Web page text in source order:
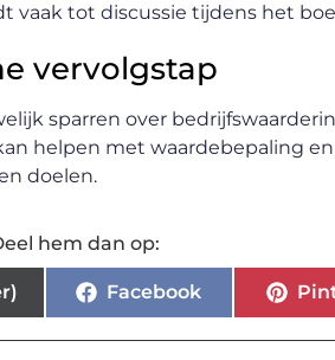
vaak tot discussie tijdens het
vervolgstap
sparren over
helpen met waardebepaling
doelen.
hem dan op:
Facebook